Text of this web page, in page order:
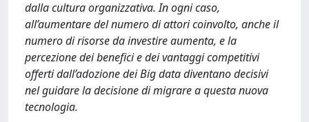
dalla cultura organizzativa. In ogni caso,
all’aumentare del numero di attori coinvolto, anche il
numero di risorse da investire aumenta, e la
percezione dei benefici e dei vantaggi competitivi
offerti dall’adozione dei Big data diventano decisivi
nel guidare la decisione di migrare a questa nuova
tecnologia.